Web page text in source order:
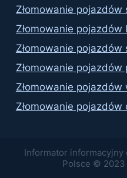
Złomowanie pojazdów
Złomowanie pojazdów
Złomowanie
Złomowanie pojazdów
Złomowanie
Złomowanie pojazdów
Informator informacyjny
Polsce © 2023